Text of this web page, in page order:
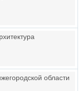
области